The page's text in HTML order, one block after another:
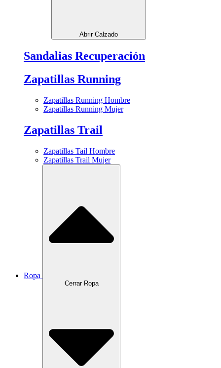
Abrir Calzado
Sandalias Recuperación
Zapatillas Running
Zapatillas Running Hombre
Zapatillas Running Mujer
Zapatillas Trail
Zapatillas Tail Hombre
Zapatillas Trail Mujer
Ropa
Cerrar Ropa